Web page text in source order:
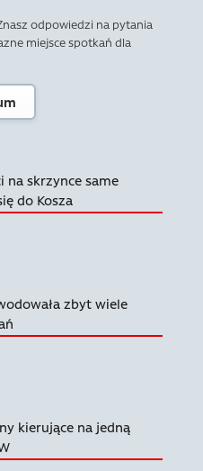
odpowiedzi na pytania
miejsce spotkań dla
na skrzynce same
do Kosza
zbyt wiele
kierujące na jedną